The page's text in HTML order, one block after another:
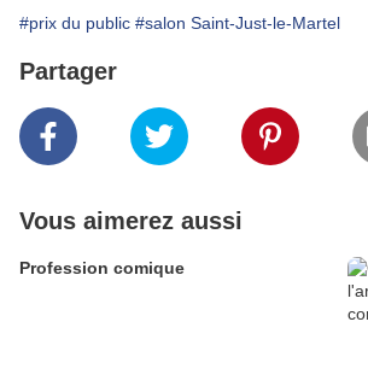
#prix du public #salon Saint-Just-le-Martel
Partager
Vous aimerez aussi
Profession comique